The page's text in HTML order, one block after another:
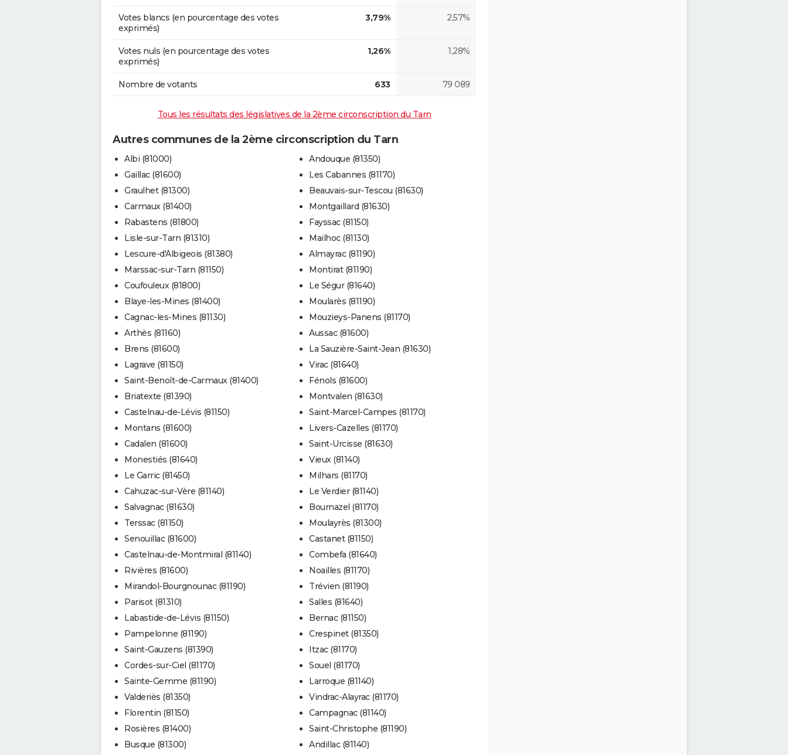
Votes blancs (en pourcentage des votes
exprimés)
3,79% 2,57%
Votes nuls (en pourcentage des votes
exprimés)
1,26% 1,28%
Nombre de votants 633 79 089
Tous les résultats des législatives de la 2ème circonscription du Tarn
Autres communes de la 2ème circonscription du Tarn
Albi (81000)
Gaillac (81600)
Graulhet (81300)
Carmaux (81400)
Rabastens (81800)
Lisle-sur-Tarn (81310)
Lescure-d'Albigeois (81380)
Marssac-sur-Tarn (81150)
Coufouleux (81800)
Blaye-les-Mines (81400)
Cagnac-les-Mines (81130)
Arthès (81160)
Brens (81600)
Lagrave (81150)
Saint-Benoît-de-Carmaux (81400)
Briatexte (81390)
Castelnau-de-Lévis (81150)
Montans (81600)
Cadalen (81600)
Monestiés (81640)
Le Garric (81450)
Cahuzac-sur-Vère (81140)
Salvagnac (81630)
Terssac (81150)
Senouillac (81600)
Castelnau-de-Montmiral (81140)
Rivières (81600)
Mirandol-Bourgnounac (81190)
Parisot (81310)
Labastide-de-Lévis (81150)
Pampelonne (81190)
Saint-Gauzens (81390)
Cordes-sur-Ciel (81170)
Sainte-Gemme (81190)
Valderiès (81350)
Florentin (81150)
Rosières (81400)
Busque (81300)
Andouque (81350)
Les Cabannes (81170)
Beauvais-sur-Tescou (81630)
Montgaillard (81630)
Fayssac (81150)
Mailhoc (81130)
Almayrac (81190)
Montirat (81190)
Le Ségur (81640)
Moularès (81190)
Mouzieys-Panens (81170)
Aussac (81600)
La Sauzière-Saint-Jean (81630)
Virac (81640)
Fénols (81600)
Montvalen (81630)
Saint-Marcel-Campes (81170)
Livers-Cazelles (81170)
Saint-Urcisse (81630)
Vieux (81140)
Milhars (81170)
Le Verdier (81140)
Bournazel (81170)
Moulayrès (81300)
Castanet (81150)
Combefa (81640)
Noailles (81170)
Trévien (81190)
Salles (81640)
Bernac (81150)
Crespinet (81350)
Itzac (81170)
Souel (81170)
Larroque (81140)
Vindrac-Alayrac (81170)
Campagnac (81140)
Saint-Christophe (81190)
Andillac (81140)